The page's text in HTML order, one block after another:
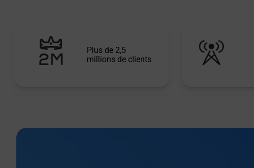
Plus de 2,5
millions de clients